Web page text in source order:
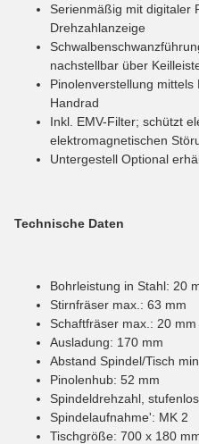
Serienmäßig mit digitaler
Drehzahlanzeige
nachstellbar über
Pinolenverstellung
Handrad
Inkl. EMV-Filter; schützt
elektromagnetischen
Untergestell Optional
Technische Daten
Bohrleistung in Stahl: 20
Stirnfräser max.: 63 mm
Schaftfräser max.: 20 mm
Ausladung: 170 mm
Abstand Spindel/Tisch
Pinolenhub: 52 mm
Spindeldrehzahl,
Spindelaufnahme': MK 2
Tischgröße: 700 x 180